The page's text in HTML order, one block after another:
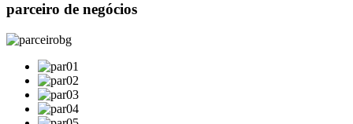
parceiro de negócios